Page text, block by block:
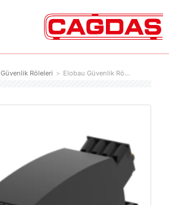
Güvenlik Röleleri Elobau Güvenlik Rö…